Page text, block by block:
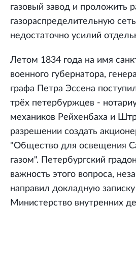
газовый завод и проложить
газораспределительную
недостаточно усилий
Летом 1834 года на имя
военного губернатора,
графа Петра Эссена
трёх петербуржцев -
механиков Рейхенбаха и
разрешении создать
"Общество для освещения
газом". Петербургский
важность этого вопроса,
направил докладную
Министерство внутренних